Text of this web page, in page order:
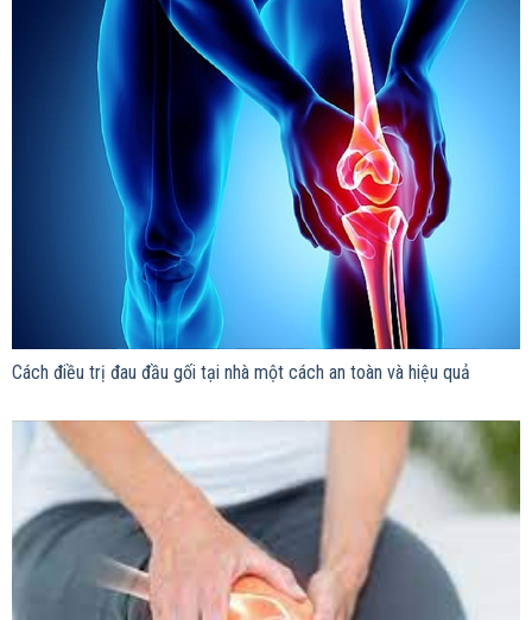
Cách điều trị đau đầu gối tại nhà một cách an toàn và hiệu quả